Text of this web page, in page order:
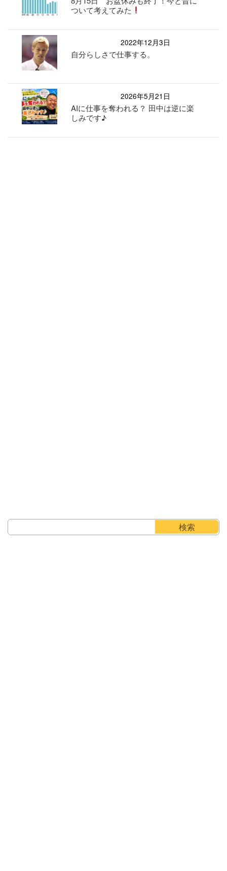
ついて考えてみた
2022年12月3日
自分らしさで仕事する。
2026年5月21日
AIに仕事を奪われる？ 田中は逆に楽
しみです♪